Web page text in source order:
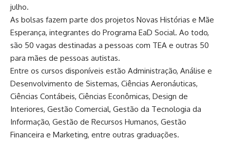
julho.
As bolsas fazem parte dos projetos Novas Histórias e Mãe
Esperança, integrantes do Programa EaD Social. Ao todo,
são 50 vagas destinadas a pessoas com TEA e outras 50
para mães de pessoas autistas.
Entre os cursos disponíveis estão Administração, Análise e
Desenvolvimento de Sistemas, Ciências Aeronáuticas,
Ciências Contábeis, Ciências Econômicas, Design de
Interiores, Gestão Comercial, Gestão da Tecnologia da
Informação, Gestão de Recursos Humanos, Gestão
Financeira e Marketing, entre outras graduações.